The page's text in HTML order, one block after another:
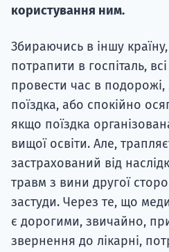
користування ним.
Збираючись в іншу
потрапити в госпіталь,
провести час в
поїздка, або спокійно
якщо поїздка
вищої освіти. Але,
застрахований від
травм з вини другої
застуди. Через те, що
є дорогими, звичайно,
звернення до лікарні,